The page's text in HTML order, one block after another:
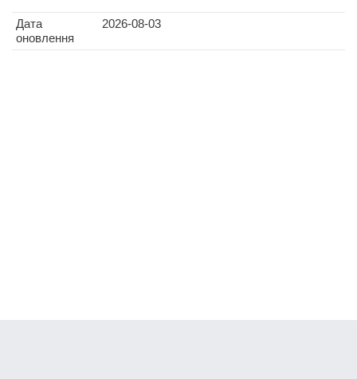
Дата
оновлення
2026-08-03